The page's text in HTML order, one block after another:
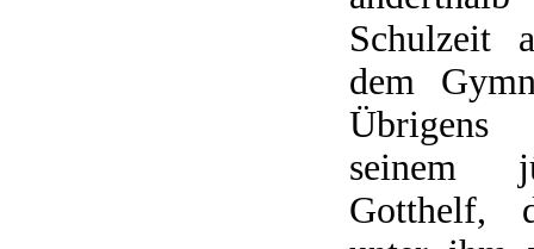
Schulzeit
dem
Übrigens
seinem
Gotthelf,